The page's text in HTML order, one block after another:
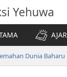
Yehuwa
Dunia Baharu